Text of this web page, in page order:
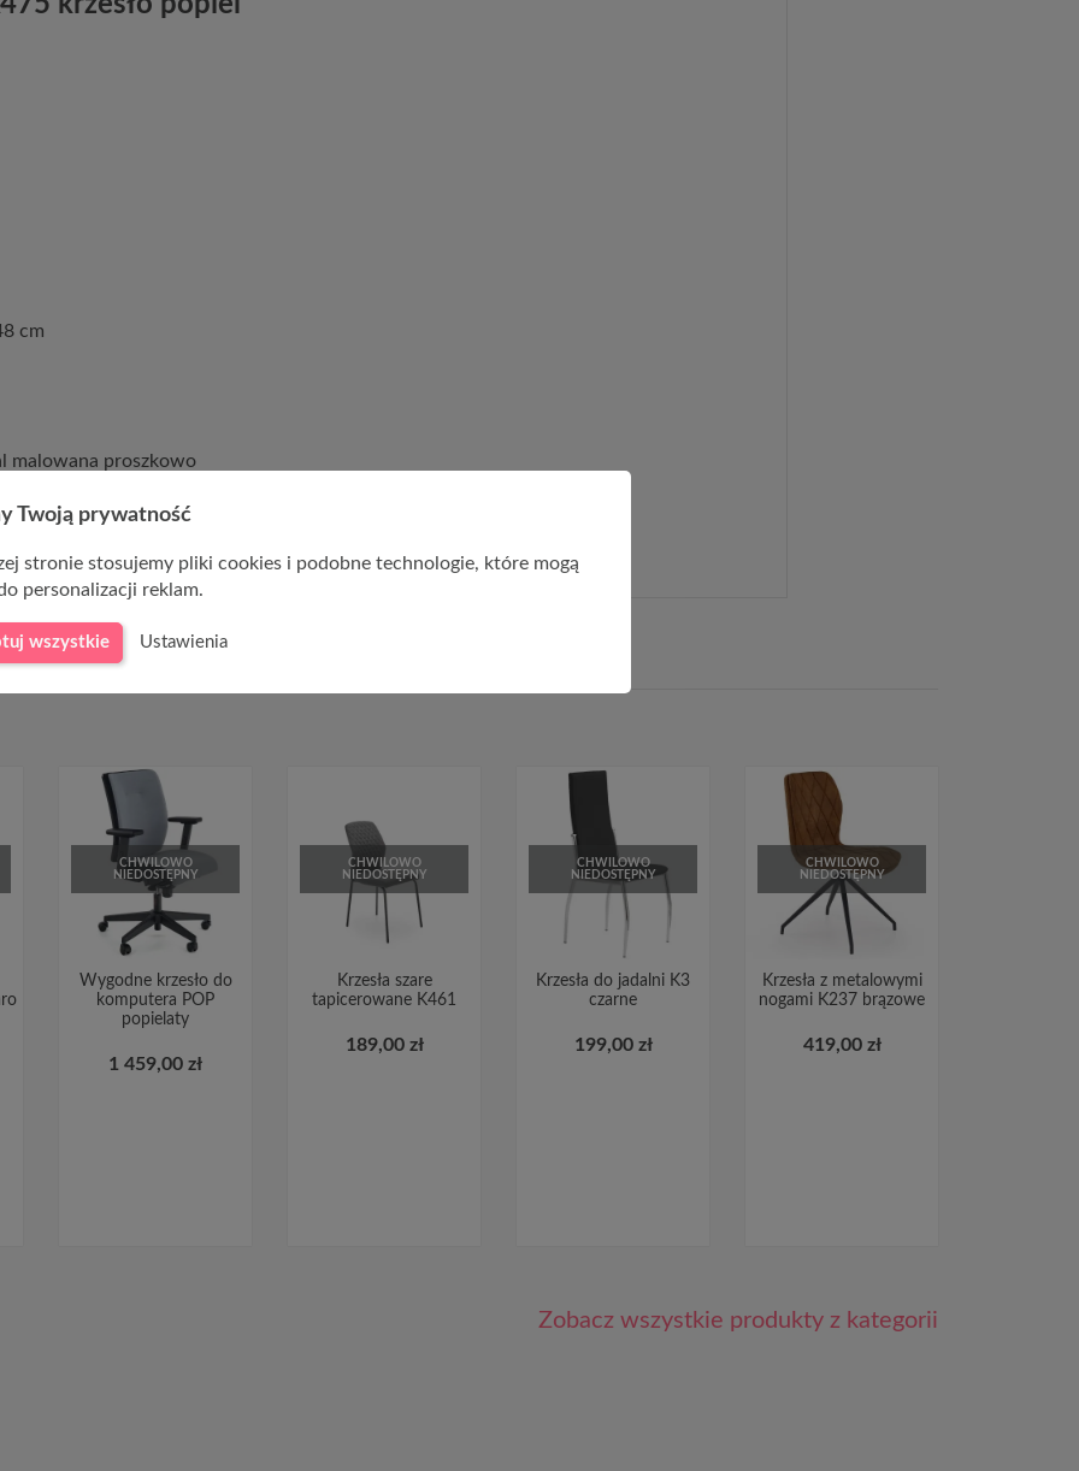
cm
malowana proszkowo
CHWILOWO
NIEDOSTĘPNY
Wygodne krzesło do
komputera POP
popielaty
1 459,00 zł
CHWILOWO
NIEDOSTĘPNY
Krzesła szare
tapicerowane K461
189,00 zł
CHWILOWO
NIEDOSTĘPNY
Krzesła do jadalni K3
czarne
199,00 zł
CHWILOWO
NIEDOSTĘPNY
Krzesła z metalowymi
nogami K237 brązowe
419,00 zł
Zobacz wszystkie produkty z kategorii
Twoją prywatność
stronie stosujemy pliki cookies i podobne technologie, które mogą
personalizacji reklam.
wszystkie Ustawienia